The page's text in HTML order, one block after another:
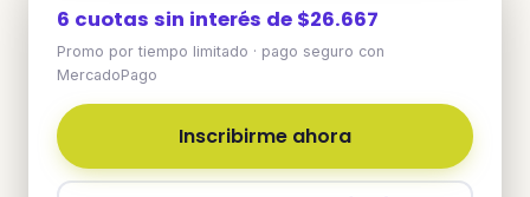
6 cuotas sin interés de $26.667
Promo por tiempo limitado · pago seguro con
MercadoPago
Inscribirme ahora